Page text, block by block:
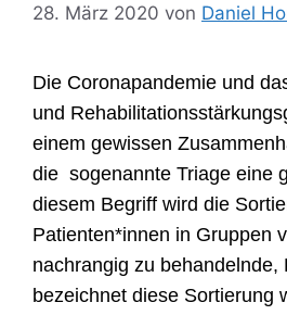
28. März 2020 von Daniel
Die Coronapandemie und
und
einem gewissen
die sogenannte Triage eine
diesem Begriff wird die
Patienten*innen in Gruppen
nachrangig zu behandelnde,
bezeichnet diese Sortierung